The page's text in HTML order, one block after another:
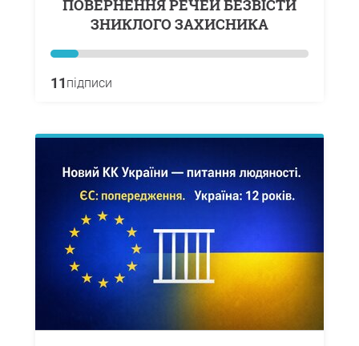
ПОВЕРНЕННЯ РЕЧЕЙ БЕЗВІСТИ
ЗНИКЛОГО ЗАХИСНИКА
11 підписи